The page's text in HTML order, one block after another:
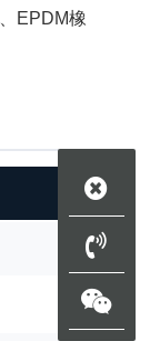
EPDM橡